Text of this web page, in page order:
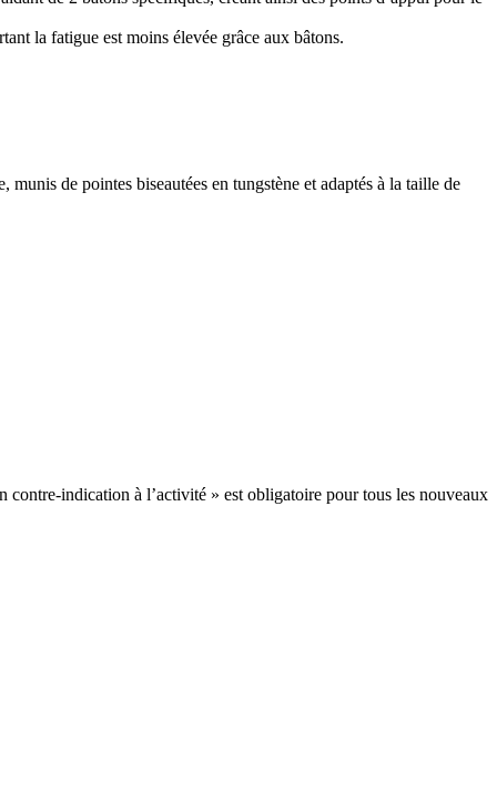
la fatigue est moins élevée grâce aux bâtons.
de pointes biseautées en tungstène et adaptés à la taille de
indication à l’activité » est obligatoire pour tous les nouveaux